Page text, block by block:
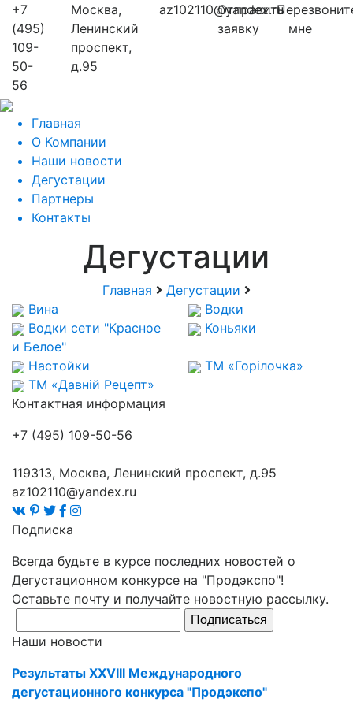
+7
(495)
109-
50-
56
Москва,
Ленинский
проспект,
д.95
az102110@yandex.ru
Отправить
заявку
мне
Главная
О Компании
Наши новости
Дегустации
Партнеры
Контакты
Дегустации
Главная
Дегустации
Вина
Водки
Водки сети "Красное
и Белое"
Коньяки
Настойки
ТМ «Горілочка»
ТМ «Давній Рецепт»
Контактная информация
+7 (495) 109-50-56
119313, Москва, Ленинский проспект, д.95
az102110@yandex.ru
Подписка
Всегда будьте в курсе последних новостей о
Дегустационном конкурсе на "Продэкспо"!
Оставьте почту и получайте новостную рассылку.
Подписаться
Наши новости
Результаты XXVIII Международного
дегустационного конкурса "Продэкспо"